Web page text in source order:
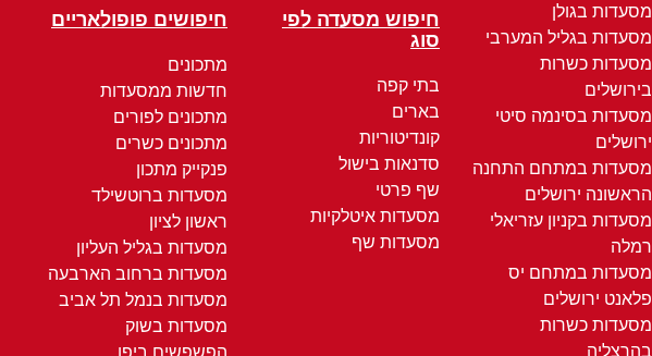
מסעדות בגולן
מסעדות בגליל המערבי
מסעדות כשרות
בירושלים
מסעדות בסינמה סיטי
ירושלים
מסעדות במתחם התחנה
הראשונה ירושלים
מסעדות בקניון עזריאלי
רמלה
מסעדות במתחם יס
פלאנט ירושלים
מסעדות כשרות
בהרצליה
חיפוש מסעדה לפי
סוג
בתי קפה
בארים
קונדיטוריות
סדנאות בישול
שף פרטי
מסעדות איטלקיות
מסעדות שף
חיפושים פופולאריים
מתכונים
חדשות ממסעדות
מתכונים לפורים
מתכונים כשרים
פנקייק מתכון
מסעדות ברוטשילד
ראשון לציון
מסעדות בגליל העליון
מסעדות ברחוב הארבעה
מסעדות בנמל תל אביב
מסעדות בשוק
הפשפשים ביפו